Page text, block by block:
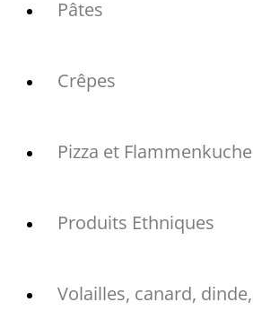
Pâtes
Crêpes
Pizza et Flammenkuche
Produits Ethniques
Volailles, canard,